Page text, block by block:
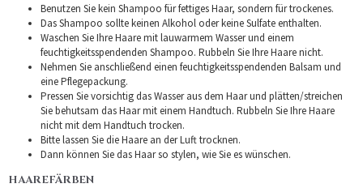
Benutzen Sie kein Shampoo für fettiges Haar, sondern für trockenes.
Das Shampoo sollte keinen Alkohol oder keine Sulfate enthalten.
Waschen Sie Ihre Haare mit lauwarmem Wasser und einem
feuchtigkeitsspendenden Shampoo. Rubbeln Sie Ihre Haare nicht.
Nehmen Sie anschließend einen feuchtigkeitsspendenden Balsam und
eine Pflegepackung.
Pressen Sie vorsichtig das Wasser aus dem Haar und plätten/streichen
Sie behutsam das Haar mit einem Handtuch. Rubbeln Sie Ihre Haare
nicht mit dem Handtuch trocken.
Bitte lassen Sie die Haare an der Luft trocknen.
Dann können Sie das Haar so stylen, wie Sie es wünschen.
HAAREFÄRBEN